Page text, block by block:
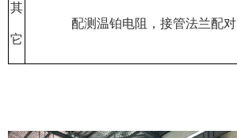
其
它
配测温铂电阻，接管法兰配对